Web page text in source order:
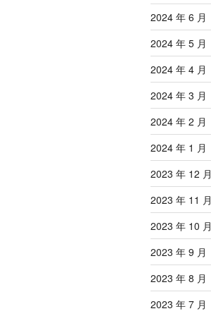
2024 年 6 月
2024 年 5 月
2024 年 4 月
2024 年 3 月
2024 年 2 月
2024 年 1 月
2023 年 12 月
2023 年 11 月
2023 年 10 月
2023 年 9 月
2023 年 8 月
2023 年 7 月